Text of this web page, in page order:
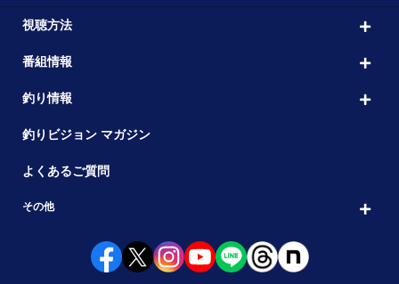
視聴方法
番組情報
釣り情報
釣りビジョン マガジン
よくあるご質問
その他